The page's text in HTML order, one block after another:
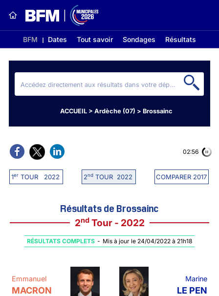
BFM Dates Tout savoir Sondages Résultats
ACCUEIL > Ardèche (07) > Brossainc
1erTOUR 2022 2ndTOUR 2022 COMPARER 2017
02:56
Résultats de Brossainc
2ndTour - 2022
RÉSULTATS COMPLETS - Mis à jour le 24/04/2022 à 21h18
Emmanuel
MACRON
Marine
LE PEN